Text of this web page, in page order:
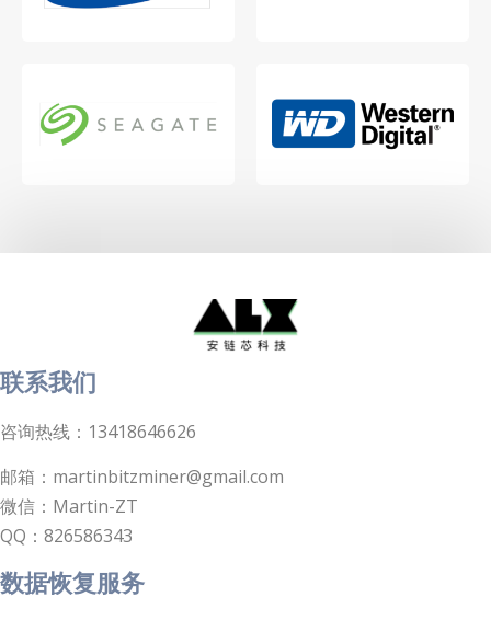
联系我们
咨询热线：13418646626
邮箱：martinbitzminer@gmail.com
微信：Martin-ZT
QQ：826586343
数据恢复服务